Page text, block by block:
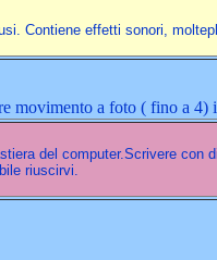
Contiene effetti sonori,
a foto ( fino a 4)
del computer.Scrivere
riuscirvi.